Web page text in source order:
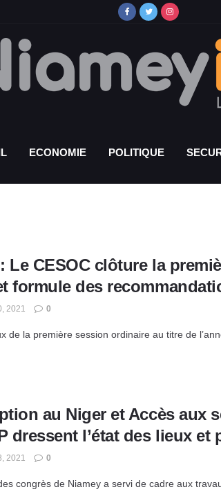
ECONOMIE POLITIQUE
Le CESOC clôture la
formule des
2021 0
de la première session ordinaire au titre de
au Niger et Accès aux
dressent l’état des lieux et
2021 0
congrès de Niamey a servi de cadre aux